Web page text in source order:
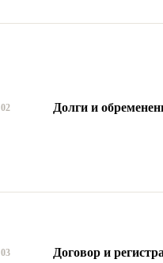
02 Долги и
03 Договор и